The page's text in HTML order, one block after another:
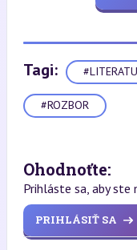
Tagi:
#ROZBOR
Ohodnoťte:
Prihláste sa, aby
PRIHLÁSIŤ SA